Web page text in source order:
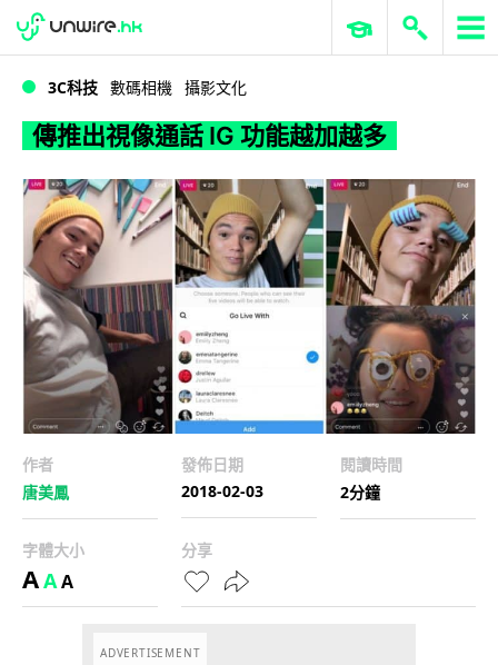
傳推出視像通話 IG 功能越加越多
WWDC 2026 ERP 與商業 AI
3C科技 數碼相機 攝影文化
傳推出視像通話 IG 功能越加越多
作者
唐美鳳
發佈日期
2018-02-03
閱讀時間
2分鐘
字體大小
AAA
分享
ADVERTISEMENT